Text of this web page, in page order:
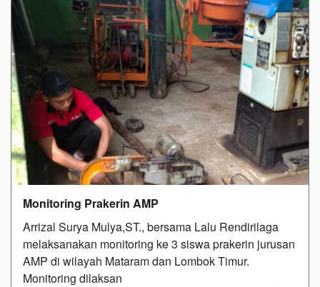
Monitoring Prakerin AMP
Arrizal Surya Mulya,ST., bersama Lalu Rendirilaga
melaksanakan monitoring ke 3 siswa prakerin jurusan
AMP di wilayah Mataram dan Lombok Timur.
Monitoring dilaksan